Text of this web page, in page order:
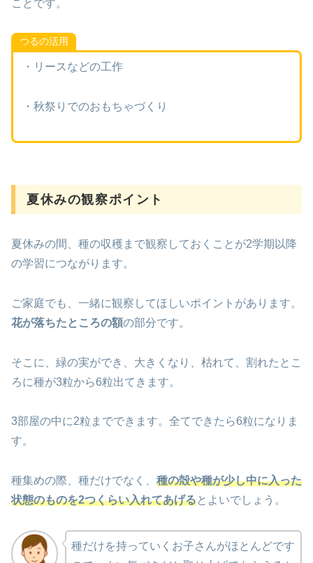
ことです。
つるの活用
・リースなどの工作
・秋祭りでのおもちゃづくり
夏休みの観察ポイント
夏休みの間、種の収穫まで観察しておくことが2学期以降
の学習につながります。
ご家庭でも、一緒に観察してほしいポイントがあります。
花が落ちたところの額の部分です。
そこに、緑の実ができ、大きくなり、枯れて、割れたとこ
ろに種が3粒から6粒出てきます。
3部屋の中に2粒までできます。全てできたら6粒になりま
す。
種集めの際、種だけでなく、 種の殻や種が少し中に入った
状態のものを2つくらい入れてあげるとよいでしょう。
種だけを持っていくお子さんがほとんどです